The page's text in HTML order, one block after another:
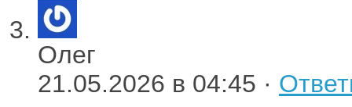
Олег
21.05.2026 в 04:45 ·